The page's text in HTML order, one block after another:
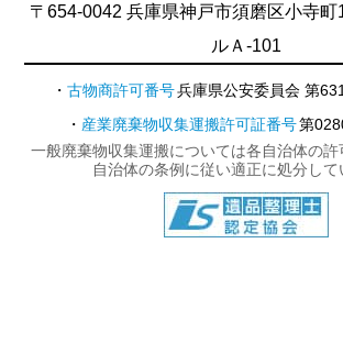
〒654-0042 兵庫県神戸市須磨区小寺
ルＡ-101
古物商許可番号兵庫県公安委員会 第
産業廃棄物収集運搬許可証番号第
一般廃棄物収集運搬については各自治体の
自治体の条例に従い適正に処分して